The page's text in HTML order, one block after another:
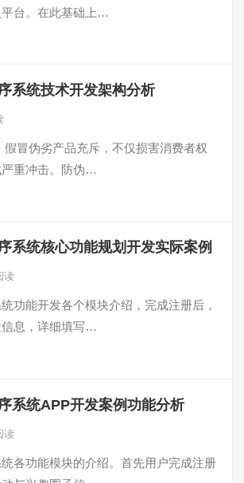
台。在此基础上…
系统技术开发架构分析
冒伪劣产品充斥，不仅损害消费者权
重冲击。防伪…
系统核心功能规划开发实际案例
读
功能开发各个模块介绍，完成注册后，
息，详细填写…
系统APP开发案例功能分析
读
各功能模块的介绍。首先用户完成注册